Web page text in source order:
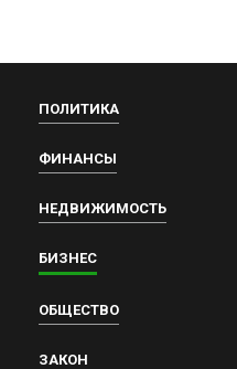
ПОЛИТИКА
ФИНАНСЫ
НЕДВИЖИМОСТЬ
БИЗНЕС
ОБЩЕСТВО
ЗАКОН